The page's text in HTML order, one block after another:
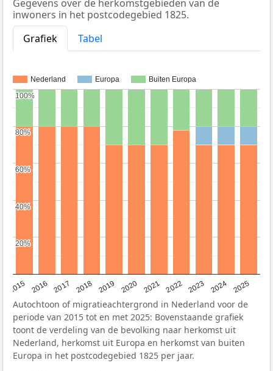
Gegevens over de herkomstgebieden van de
inwoners in het postcodegebied 1825.
Grafiek
Tabel
Nederland Europa Buiten Europa
2015 2016 2017 2018 2019 2020 2021 2022 2023 2024 2025
20%
20%
40%
40%
60%
60%
80%
80%
100%
100%
Autochtoon of migratieachtergrond in Nederland voor de
periode van 2015 tot en met 2025: Bovenstaande grafiek
toont de verdeling van de bevolking naar herkomst uit
Nederland, herkomst uit Europa en herkomst van buiten
Europa in het postcodegebied 1825 per jaar.